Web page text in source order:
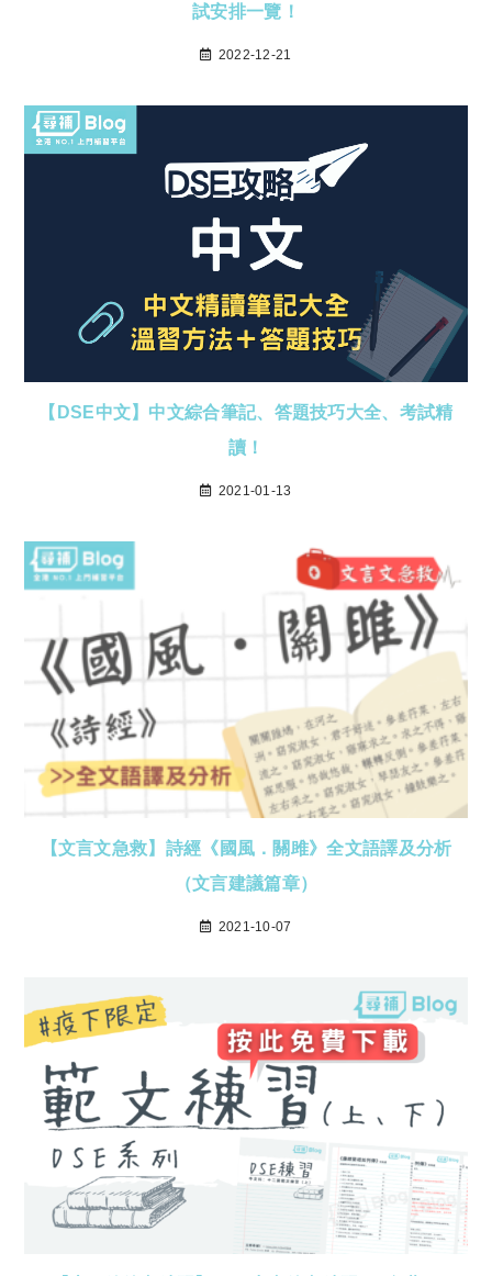
試安排一覽！
2022-12-21
【DSE中文】中文綜合筆記、答題技巧大全、考試精
讀！
2021-01-13
【文言文急救】詩經《國風．關雎》全文語譯及分析
（文言建議篇章）
2021-10-07